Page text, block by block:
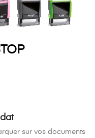
sur vos documents